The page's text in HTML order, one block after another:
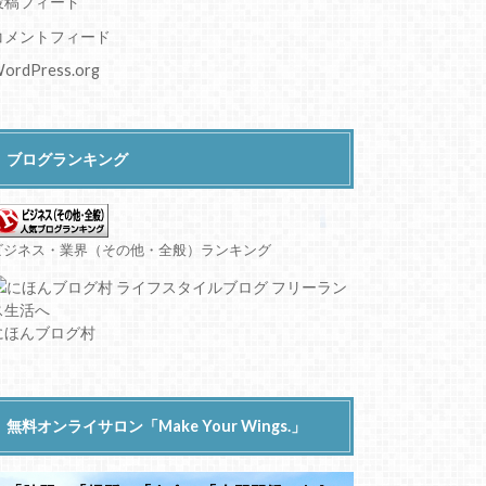
メントフィード
ブログランキング
ジネス・業界（その他・全般）ランキング
ほんブログ村
無料オンライサロン「Make Your Wings.」